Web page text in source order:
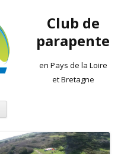
Club de
parapente
en Pays de la Loire
et Bretagne
Aller
contenu